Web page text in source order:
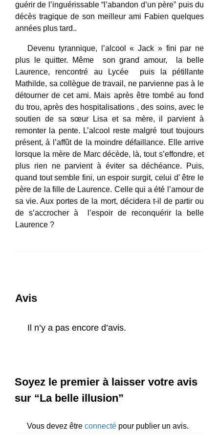
guérir de l’inguérissable “l’abandon d’un père” puis du
décès tragique de son meilleur ami Fabien quelques
années plus tard..
Devenu tyrannique, l’alcool « Jack » fini par ne
plus le quitter. Même son grand amour, la belle
Laurence, rencontré au Lycée puis la pétillante
Mathilde, sa collègue de travail, ne parvienne pas à le
détourner de cet ami. Mais après être tombé au fond
du trou, après des hospitalisations , des soins, avec le
soutien de sa sœur Lisa et sa mère, il parvient à
remonter la pente. L’alcool reste malgré tout toujours
présent, à l’affût de la moindre défaillance. Elle arrive
lorsque la mère de Marc décède, là, tout s’effondre, et
plus rien ne parvient à éviter sa déchéance. Puis,
quand tout semble fini, un espoir surgit, celui d’ être le
père de la fille de Laurence. Celle qui a été l’amour de
sa vie. Aux portes de la mort, décidera t-il de partir ou
de s’accrocher à l’espoir de reconquérir la belle
Laurence ?
Avis
Il n’y a pas encore d’avis.
Soyez le premier à laisser votre avis
sur “La belle illusion”
Vous devez être connecté pour publier un avis.